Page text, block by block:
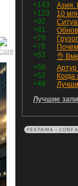
+143
Азия.
+123
+92
+81
+79
+78
+63
+56
+52
+48
Лучшие
РЕКЛАМА •